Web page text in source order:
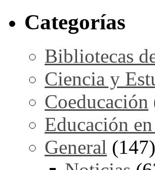
Categorías
Bibliotecas
Ciencia y
Coeducación
Educación
General (147)